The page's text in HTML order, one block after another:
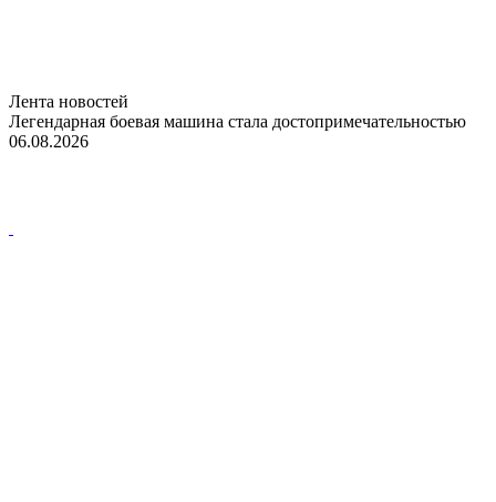
Лента новостей
Легендарная боевая машина стала достопримечательностью
06.08.2026